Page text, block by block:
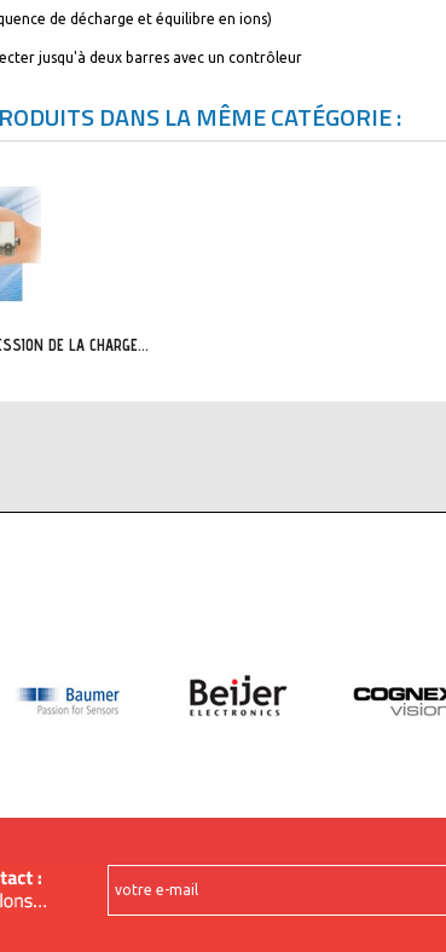
de décharge et équilibre en ions)
jusqu'à deux barres avec un contrôleur
DANS LA MÊME CATÉGORIE :
DE LA CHARGE...